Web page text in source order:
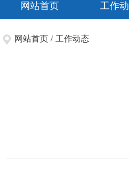
网站首页 工作
网站首页 / 工作动态